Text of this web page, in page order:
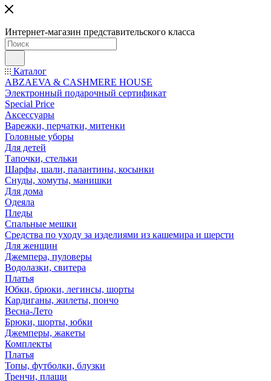
Интернет-магазин представительского класса
Каталог
ABZAEVA & CASHMERE HOUSE
Электронный подарочный сертификат
Special Price
Аксессуары
Варежки, перчатки, митенки
Головные уборы
Для детей
Тапочки, стельки
Шарфы, шали, палантины, косынки
Снуды, хомуты, манишки
Для дома
Одеяла
Пледы
Спальные мешки
Средства по уходу за изделиями из кашемира и шерсти
Для женщин
Джемпера, пуловеры
Водолазки, свитера
Платья
Юбки, брюки, легинсы, шорты
Кардиганы, жилеты, пончо
Весна-Лето
Брюки, шорты, юбки
Джемперы, жакеты
Комплекты
Платья
Топы, футболки, блузки
Тренчи, плащи